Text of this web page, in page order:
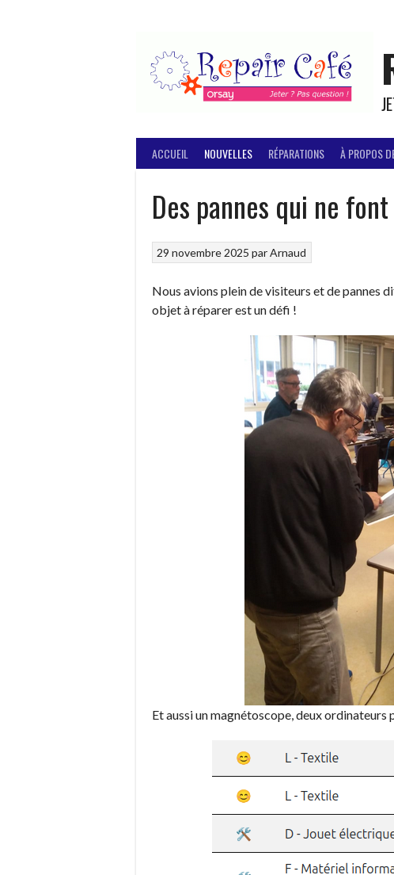
ACCUEIL NOUVELLES RÉPARATIONS À PROPOS
Des pannes qui ne
29 novembre 2025 parArnaud
Nous avions plein de visiteurs et de pannes
objet à réparer est un défi !
Et aussi un magnétoscope, deux ordinateurs